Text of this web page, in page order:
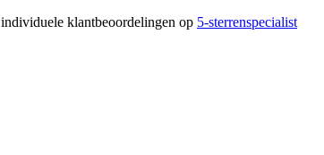
individuele klantbeoordelingen op 5-sterrenspecialist